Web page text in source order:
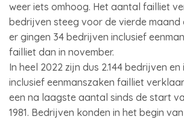
weer iets omhoog. Het aantal failliet
bedrijven steeg voor de vierde maand
er gingen 34 bedrijven inclusief
failliet dan in november.
In heel 2022 zijn dus 2.144 bedrijven
inclusief eenmanszaken failliet
een na laagste aantal sinds de start
1981. Bedrijven konden in het begin